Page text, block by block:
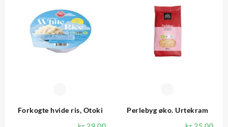
Forkogte hvide ris, Otoki
Perlebyg øko. Urtekram